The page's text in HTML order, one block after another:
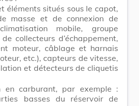
éléments situés sous le capot,
masse et de connexion de
mobile, groupe
collecteurs d’échappement,
moteur, câblage et harnais
etc.), capteurs de vitesse,
et détecteurs de cliquetis
en carburant, par exemple :
basses du réservoir de